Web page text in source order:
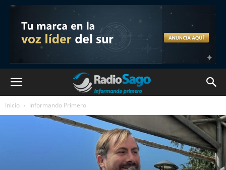
Inicio Informando Primero